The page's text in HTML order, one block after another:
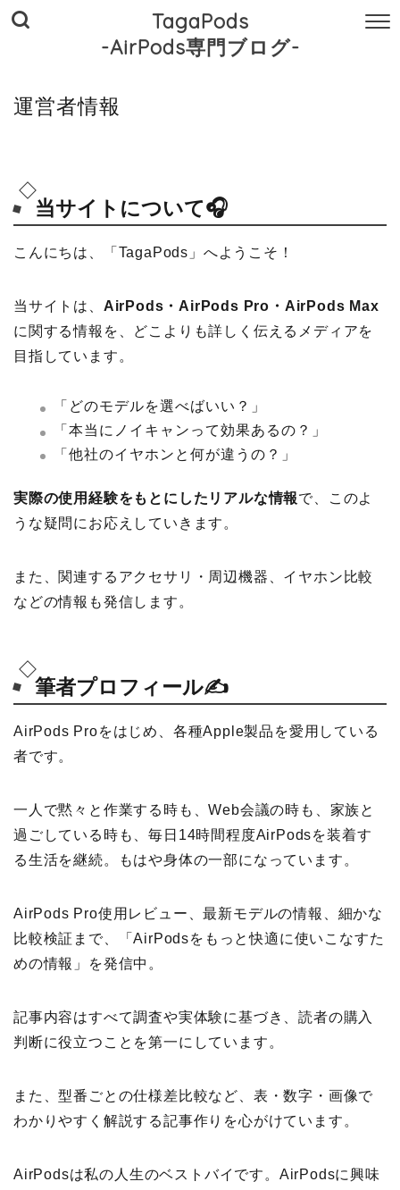
TagaPods
-AirPods専門ブログ-
運営者情報
当サイトについて🎧
こんにちは、「TagaPods」へようこそ！
当サイトは、 AirPods・AirPods Pro・AirPods Max
に関する情報を、どこよりも詳しく伝えるメディアを
目指しています。
「どのモデルを選べばいい？」
「本当にノイキャンって効果あるの？」
「他社のイヤホンと何が違うの？」
実際の使用経験をもとにしたリアルな情報で、このよ
うな疑問にお応えしていきます。
また、関連するアクセサリ・周辺機器、イヤホン比較
などの情報も発信します。
筆者プロフィール✍️
AirPods Proをはじめ、各種Apple製品を愛用している
者です。
一人で黙々と作業する時も、Web会議の時も、家族と
過ごしている時も、毎日14時間程度AirPodsを装着す
る生活を継続。もはや身体の一部になっています。
AirPods Pro使用レビュー、最新モデルの情報、細かな
比較検証まで、「AirPodsをもっと快適に使いこなすた
めの情報」を発信中。
記事内容はすべて調査や実体験に基づき、読者の購入
判断に役立つことを第一にしています。
また、型番ごとの仕様差比較など、表・数字・画像で
わかりやすく解説する記事作りを心がけています。
AirPodsは私の人生のベストバイです。AirPodsに興味